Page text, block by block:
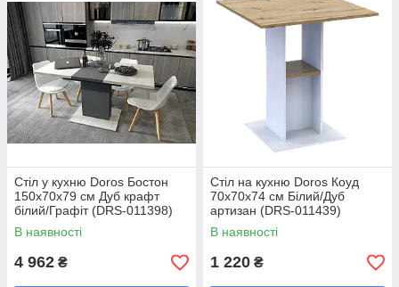
Стіл у кухню Doros Бостон
150х70х79 см Дуб крафт
білий/Графіт (DRS-011398)
В наявності
4 962 ₴
Стіл на кухню Doros Коуд
70х70х74 см Білий/Дуб
артизан (DRS-011439)
В наявності
1 220 ₴